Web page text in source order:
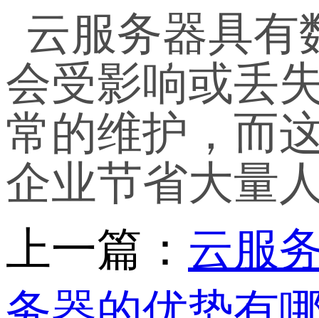
云服务器具有
会受影响或丢
常的维护，而
企业节省大量
上一篇： 云服